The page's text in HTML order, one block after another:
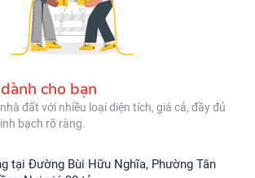
cho bạn
đất với nhiều loại diện tích, giá cả, đầy đủ
bạch rõ ràng.